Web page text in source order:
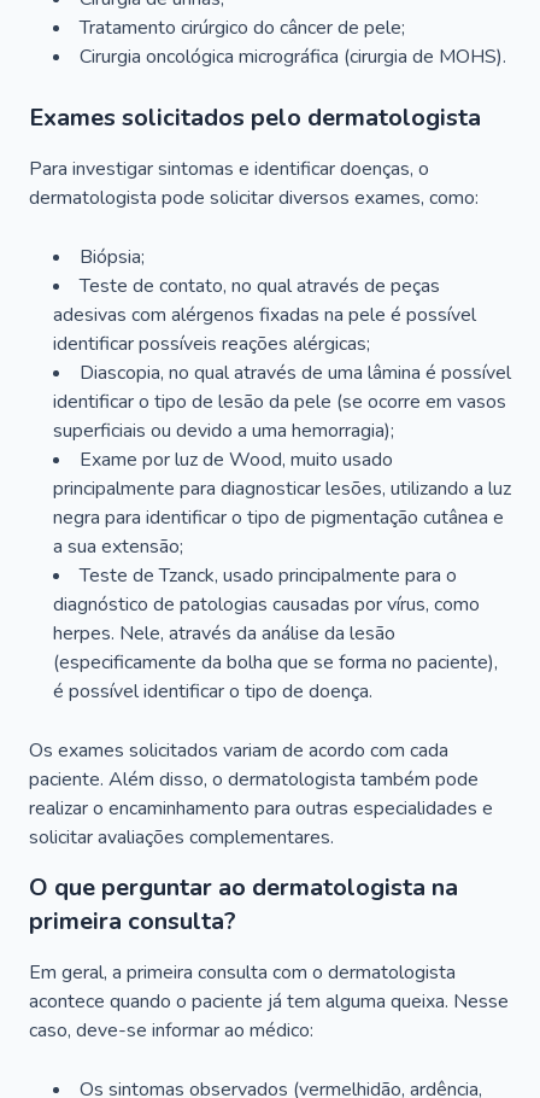
Tratamento cirúrgico do câncer de pele;
Cirurgia oncológica micrográfica (cirurgia de MOHS).
Exames solicitados pelo dermatologista
Para investigar sintomas e identificar doenças, o
dermatologista pode solicitar diversos exames, como:
Biópsia;
Teste de contato, no qual através de peças
adesivas com alérgenos fixadas na pele é possível
identificar possíveis reações alérgicas;
Diascopia, no qual através de uma lâmina é possível
identificar o tipo de lesão da pele (se ocorre em vasos
superficiais ou devido a uma hemorragia);
Exame por luz de Wood, muito usado
principalmente para diagnosticar lesões, utilizando a luz
negra para identificar o tipo de pigmentação cutânea e
a sua extensão;
Teste de Tzanck, usado principalmente para o
diagnóstico de patologias causadas por vírus, como
herpes. Nele, através da análise da lesão
(especificamente da bolha que se forma no paciente),
é possível identificar o tipo de doença.
Os exames solicitados variam de acordo com cada
paciente. Além disso, o dermatologista também pode
realizar o encaminhamento para outras especialidades e
solicitar avaliações complementares.
O que perguntar ao dermatologista na
primeira consulta?
Em geral, a primeira consulta com o dermatologista
acontece quando o paciente já tem alguma queixa. Nesse
caso, deve-se informar ao médico:
Os sintomas observados (vermelhidão, ardência,